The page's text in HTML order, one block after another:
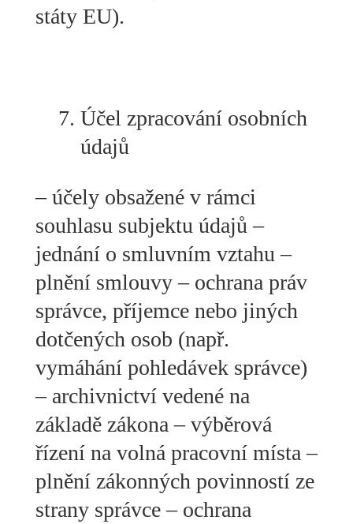
státy EU).
Účel zpracování osobních
údajů
– účely obsažené v rámci
souhlasu subjektu údajů –
jednání o smluvním vztahu –
plnění smlouvy – ochrana práv
správce, příjemce nebo jiných
dotčených osob (např.
vymáhání pohledávek správce)
– archivnictví vedené na
základě zákona – výběrová
řízení na volná pracovní místa –
plnění zákonných povinností ze
strany správce – ochrana